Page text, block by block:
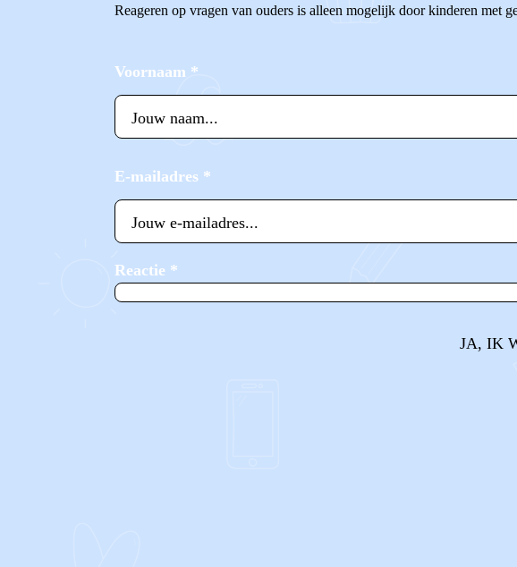
Reageren op vragen van ouders is alleen mogelijk door kinderen met
Voornaam *
E-mailadres *
Reactie *
JA, IK